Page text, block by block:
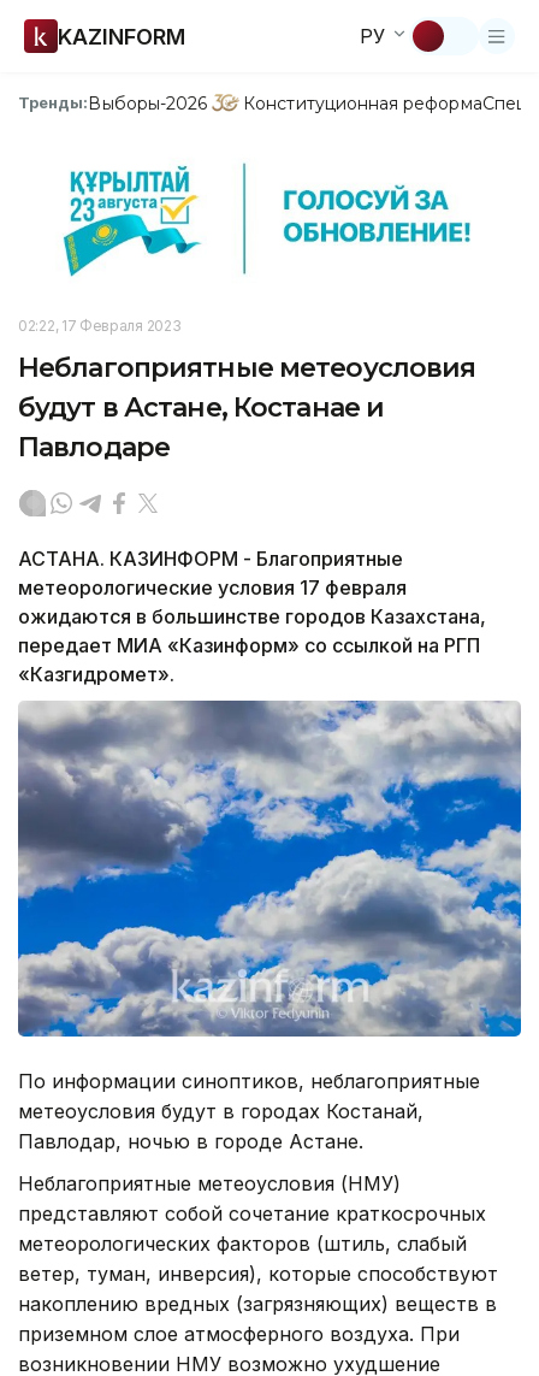
KAZINFORM РУ
Тренды:Выборы-2026 Конституционная реформа
02:22, 17 Февраля 2023
Неблагоприятные метеоусловия
будут в Астане, Костанае и
Павлодаре
АСТАНА. КАЗИНФОРМ - Благоприятные
метеорологические условия 17 февраля
ожидаются в большинстве городов Казахстана,
передает МИА «Казинформ» со ссылкой на РГП
«Казгидромет».
По информации синоптиков, неблагоприятные
метеоусловия будут в городах Костанай,
Павлодар, ночью в городе Астане.
Неблагоприятные метеоусловия (НМУ)
представляют собой сочетание краткосрочных
метеорологических факторов (штиль, слабый
ветер, туман, инверсия), которые способствуют
накоплению вредных (загрязняющих) веществ в
приземном слое атмосферного воздуха. При
возникновении НМУ возможно ухудшение